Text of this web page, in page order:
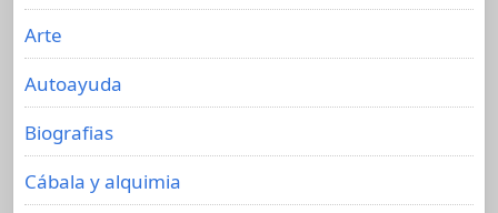
Arte
Autoayuda
Biografias
Cábala y alquimia